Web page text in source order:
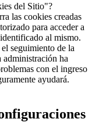
del Sitio"?
las cookies creadas
para acceder a
al mismo.
seguimiento de la
ha
con el ingreso
ayudará.